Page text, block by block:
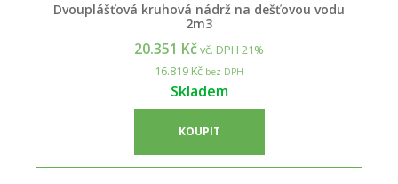
Dvouplášťová kruhová nádrž na dešťovou vodu
2m3
20.351 Kčvč. DPH 21%
16.819 Kč bez DPH
Skladem
KOUPIT